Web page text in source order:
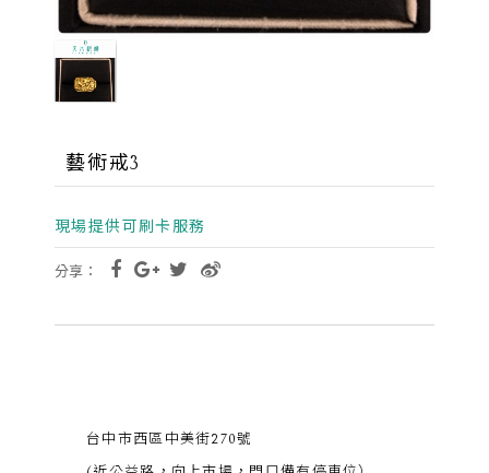
藝術戒3
現場提供可刷卡服務
分享：
台中市西區中美街270號